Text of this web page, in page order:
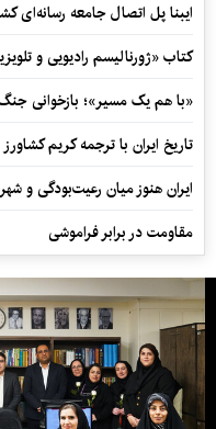
ایبنا پل اتصال جامعه رسانه‌ای
کتاب «ژورنالیسم رادیویی و
«با هم یک مسیر»؛ بازخوانی جنگ ۱۲ روزه در قاب یک رمان
تاریخ ایران با ترجمه کریم کشاورز
ایران هنوز میان رعیت‌بودگی و
مقاومت در برابر فراموشی